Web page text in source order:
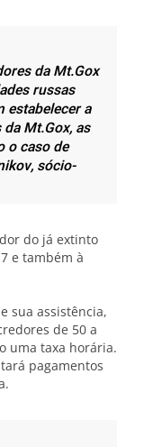
da Mt.Gox
russas
estabelecer a
Mt.Gox, as
o caso de
sócio-
do já extinto
e também à
sua assistência,
de 50 a
uma taxa horária.
pagamentos